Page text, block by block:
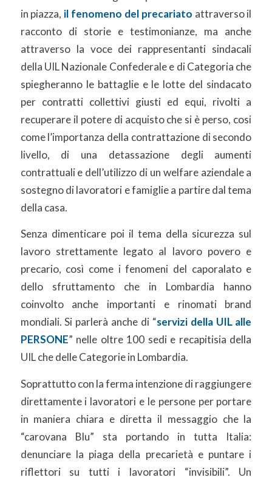
in piazza, il fenomeno del precariato attraverso il
racconto di storie e testimonianze, ma anche
attraverso la voce dei rappresentanti sindacali
della UIL Nazionale Confederale e di Categoria che
spiegheranno le battaglie e le lotte del sindacato
per contratti collettivi giusti ed equi, rivolti a
recuperare il potere di acquisto che si è perso, cosi
come l’importanza della contrattazione di secondo
livello, di una detassazione degli aumenti
contrattuali e dell’utilizzo di un welfare aziendale a
sostegno di lavoratori e famiglie a partire dal tema
della casa.
Senza dimenticare poi il tema della sicurezza sul
lavoro strettamente legato al lavoro povero e
precario, così come i fenomeni del caporalato e
dello sfruttamento che in Lombardia hanno
coinvolto anche importanti e rinomati brand
mondiali. Si parlerà anche di “servizi della UIL alle
PERSONE” nelle oltre 100 sedi e recapitisia della
UIL che delle Categorie in Lombardia.
Soprattutto con la ferma intenzione di raggiungere
direttamente i lavoratori e le persone per portare
in maniera chiara e diretta il messaggio che la
“carovana Blu” sta portando in tutta Italia:
denunciare la piaga della precarietà e puntare i
riflettori su tutti i lavoratori “invisibili”. Un